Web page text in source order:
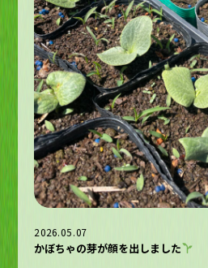
2026.05.07
かぼちゃの芽が顔を出しました